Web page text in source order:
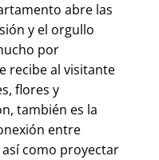
abre las
y el orgullo
por
recibe al visitante
flores y
también es la
entre
como proyectar